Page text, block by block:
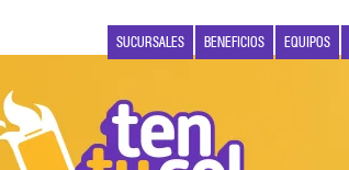
SUCURSALES BENEFICIOS EQUIPOS